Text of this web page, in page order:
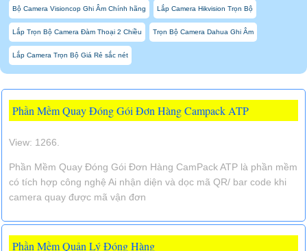
Bộ Camera Visioncop Ghi Âm Chính hãng Lắp Camera Hikvision Trọn Bộ
Lắp Trọn Bộ Camera Đàm Thoại 2 Chiều Trọn Bộ Camera Dahua Ghi Âm
Lắp Camera Trọn Bộ Giá Rẻ sắc nét
Phần Mềm Quay Đóng Gói Đơn Hàng Campack ATP
View: 1266.
Phần Mềm Quay Đóng Gói Đơn Hàng CamPack ATP là phần mềm
có tích hợp công nghệ Ai nhận diện và dọc mã QR/ bar code khi
camera quay được mã vận đơn
Phần Mềm Quản Lý Đóng Hàng